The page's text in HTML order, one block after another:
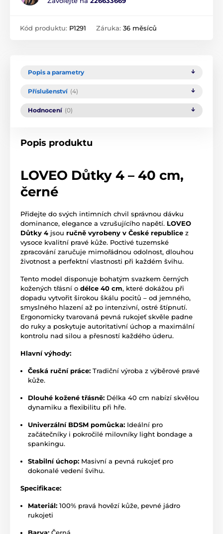
Kód produktu: P1291 Záruka: 36 měsíců
Popis a parametry
Příslušenství (4)
Hodnocení (0)
Popis produktu
LOVEO Důtky 4 – 40 cm,
černé
Přidejte do svých intimních chvil správnou dávku
dominance, elegance a vzrušujícího napětí. LOVEO
Důtky 4 jsou ručně vyrobeny v České republice z
vysoce kvalitní pravé kůže. Poctivé tuzemské
zpracování zaručuje mimořádnou odolnost, dlouhou
životnost a perfektní vlastnosti při každém švihu.
Tento model disponuje bohatým svazkem černých
kožených třásní o délce 40 cm, které dokážou při
dopadu vytvořit širokou škálu pocitů – od jemného,
smyslného hlazení až po intenzivní, ostré štípnutí.
Ergonomicky tvarovaná pevná rukojeť skvěle padne
do ruky a poskytuje autoritativní úchop a maximální
kontrolu nad silou a přesností každého úderu.
Hlavní výhody:
Česká ruční práce: Tradiční výroba z výběrové pravé
kůže.
Dlouhé kožené třásně: Délka 40 cm nabízí skvělou
dynamiku a flexibilitu při hře.
Univerzální BDSM pomůcka: Ideální pro
začátečníky i pokročilé milovníky light bondage a
spankingu.
Stabilní úchop: Masivní a pevná rukojeť pro
dokonalé vedení švihu.
Specifikace:
Materiál: 100% pravá hovězí kůže, pevné jádro
rukojeti